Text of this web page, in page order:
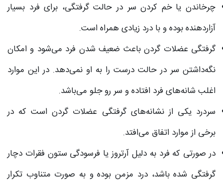
چرخاندن یا خم کردن سر در حالت گرفتگی، برای فرد بسیار
آزاردهنده بوده و با درد زیادی همراه است.
گرفتگی عضلات گردن باعث ضعیف شدن فرد می‌شود و امکان
نگه‌داشتن سر در حالت درست را به او نمی‌دهد. در این موارد
اغلب شانه‌های فرد افتاده و سر رو جلو می‌باشد.
سردرد یکی از نشانه‌های گرفتگی عضلات گردن است که در
برخی از موارد اتفاق می‌افتد.
در صورتی که فرد به دلیل آرتروز یا فرسودگی ستون فقرات دچار
گرفتگی شده باشد، درد مزمن بوده و به صورت متناوب تکرار